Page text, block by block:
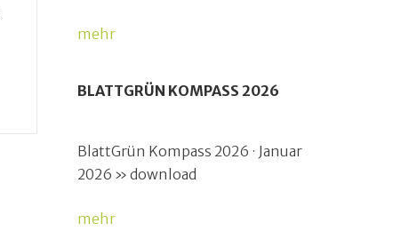
mehr
BLATTGRÜN KOMPASS 2026
BlattGrün Kompass 2026 · Januar
2026 » download
mehr